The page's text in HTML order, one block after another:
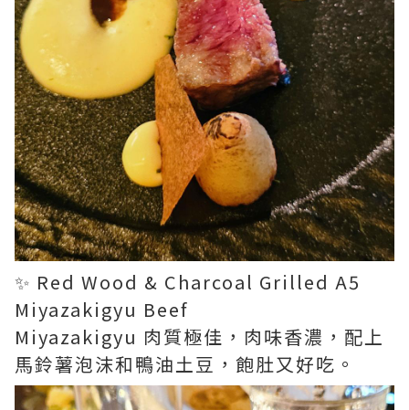
✨ Red Wood & Charcoal Grilled A5
Miyazakigyu Beef
Miyazakigyu 肉質極佳，肉味香濃，配上
馬鈴薯泡沫和鴨油土豆，飽肚又好吃。